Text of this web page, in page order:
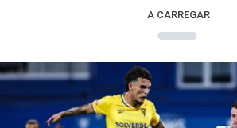
A CARREGAR